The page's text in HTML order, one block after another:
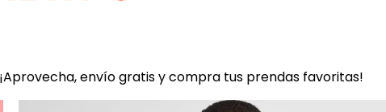
envío gratis y compra tus prendas favoritas!